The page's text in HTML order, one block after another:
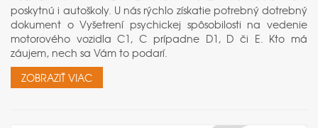
poskytnú i autoškoly. U nás rýchlo získatie potrebný dotrebný
dokument o Vyšetrení psychickej spôsobilosti na vedenie
motorového vozidla C1, C prípadne D1, D či E. Kto má
záujem, nech sa Vám to podarí.
ZOBRAZIŤ VIAC